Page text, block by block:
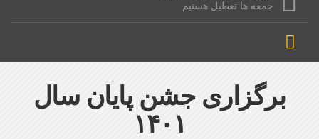
جمعه ها تعطیل هستیم
برگزاری جشن پایان سال
۱۴۰۱